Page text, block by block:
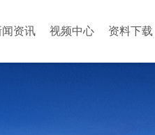
闻资讯 视频中心 资料下载